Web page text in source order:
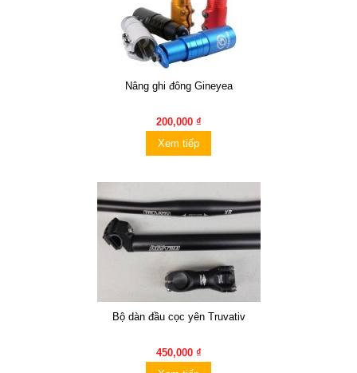
Nâng ghi đông Gineyea
200,000 ₫
Xem tiếp
Bộ dàn đầu cọc yên Truvativ
450,000 ₫